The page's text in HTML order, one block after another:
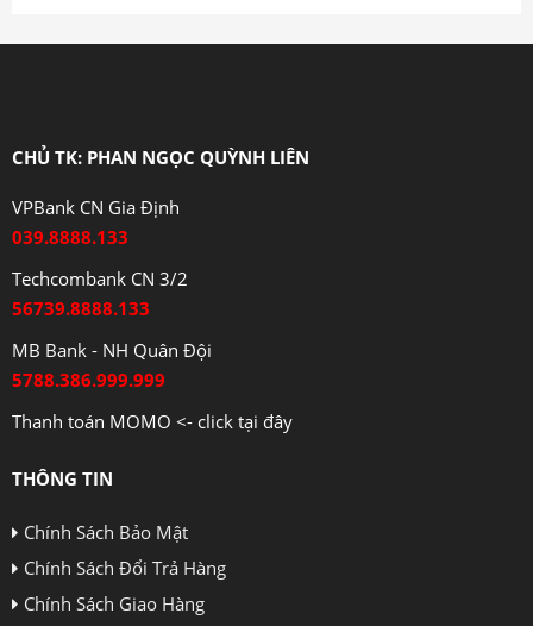
CHỦ TK: PHAN NGỌC QUỲNH LIÊN
VPBank CN Gia Định
039.8888.133
Techcombank CN 3/2
56739.8888.133
MB Bank - NH Quân Đội
5788.386.999.999
Thanh toán MOMO <- click tại đây
THÔNG TIN
Chính Sách Bảo Mật
Chính Sách Đổi Trả Hàng
Chính Sách Giao Hàng